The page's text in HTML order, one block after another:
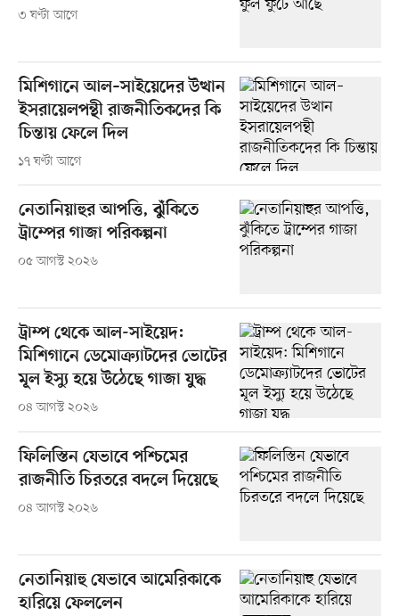
৩ ঘণ্টা আগে
মিশিগানে আল–সাইয়েদের উত্থান
ইসরায়েলপন্থী রাজনীতিকদের কি
চিন্তায় ফেলে দিল
১৭ ঘণ্টা আগে
নেতানিয়াহুর আপত্তি, ঝুঁকিতে
ট্রাম্পের গাজা পরিকল্পনা
০৫ আগস্ট ২০২৬
ট্রাম্প থেকে আল-সাইয়েদ:
মিশিগানে ডেমোক্র্যাটদের ভোটের
মূল ইস্যু হয়ে উঠেছে গাজা যুদ্ধ
০৪ আগস্ট ২০২৬
ফিলিস্তিন যেভাবে পশ্চিমের
রাজনীতি চিরতরে বদলে দিয়েছে
০৪ আগস্ট ২০২৬
নেতানিয়াহু যেভাবে আমেরিকাকে
হারিয়ে ফেললেন